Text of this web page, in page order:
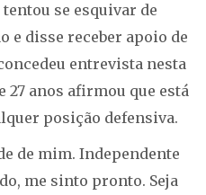
tentou se esquivar de
e disse receber apoio de
entrevista nesta
27 anos afirmou que está
posição defensiva.
de mim. Independente
me sinto pronto. Seja